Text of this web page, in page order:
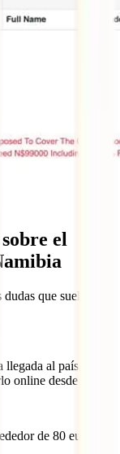
el
que suelen
llegada al país, es
online desde casa.
de 80 euros.